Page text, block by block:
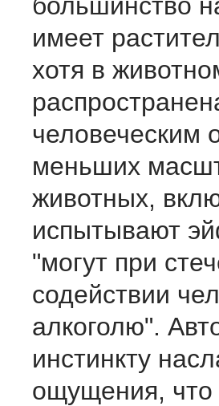
имеет
хотя в
человеческим
меньших
животных,
испытывают
"могут при
содействии
алкоголю".
инстинкту
ощущения, что